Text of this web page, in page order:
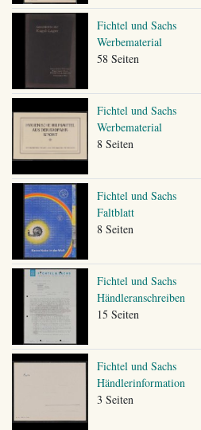
Fichtel und Sachs
Werbematerial
58 Seiten
Fichtel und Sachs
Werbematerial
8 Seiten
Fichtel und Sachs
Faltblatt
8 Seiten
Fichtel und Sachs
Händleranschreiben
15 Seiten
Fichtel und Sachs
Händlerinformation
3 Seiten